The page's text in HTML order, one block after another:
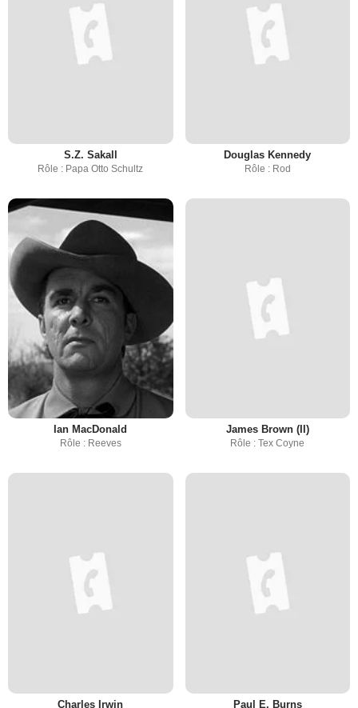
S.Z. Sakall
Rôle : Papa Otto Schultz
Douglas Kennedy
Rôle : Rod
Ian MacDonald
Rôle : Reeves
James Brown (II)
Rôle : Tex Coyne
Charles Irwin Paul E. Burns